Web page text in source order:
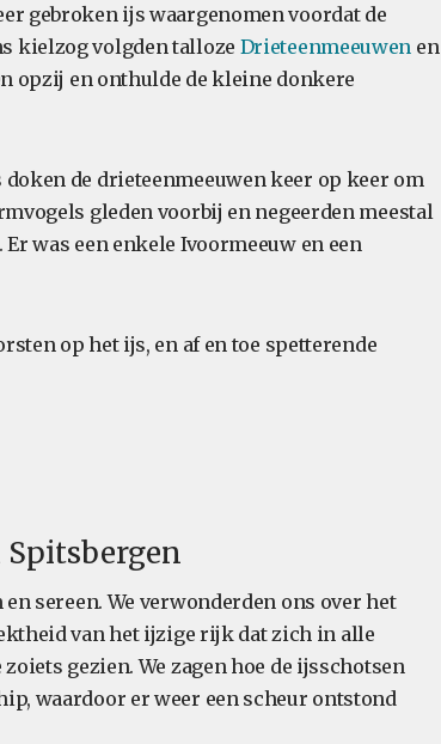
gebroken ijs waargenomen voordat de
kielzog volgden talloze Drieteenmeeuwen en
opzij en onthulde de kleine donkere
de drieteenmeeuwen keer op keer om
gleden voorbij en negeerden meestal
was een enkele Ivoormeeuw en een
op het ijs, en af en toe spetterende
sereen. We verwonderden ons over het
van het ijzige rijk dat zich in alle
gezien. We zagen hoe de ijsschotsen
waardoor er weer een scheur ontstond